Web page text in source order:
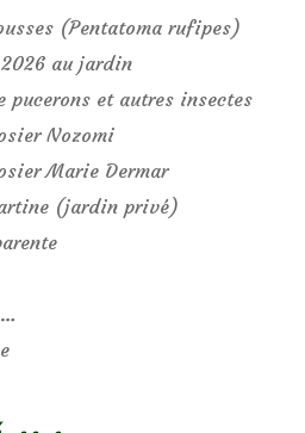
(Pentatoma rufipes)
au jardin
pucerons et autres insectes
Nozomi
Marie Dermar
(jardin privé)